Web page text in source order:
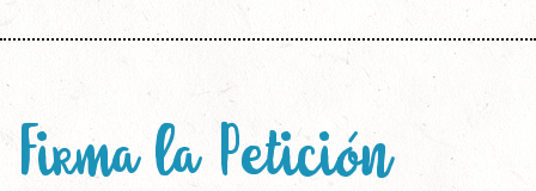
Firma la Petición